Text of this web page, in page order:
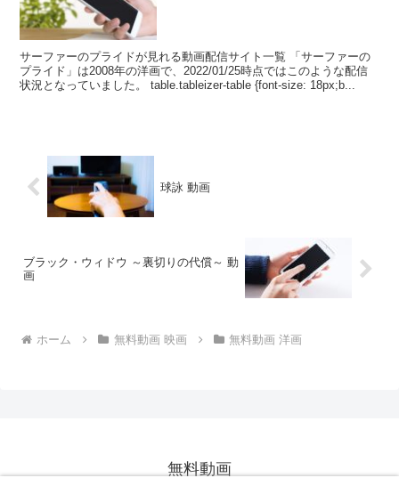
サーファーのプライドが見れる動画配信サイト一覧 「サーファーの
プライド」は2008年の洋画で、2022/01/25時点ではこのような配信
状況となっていました。 table.tableizer-table {font-size: 18px;b...
球詠 動画
ブラック・ウィドウ ～裏切りの代償～ 動
画
ホーム 無料動画 映画 無料動画 洋画
無料動画